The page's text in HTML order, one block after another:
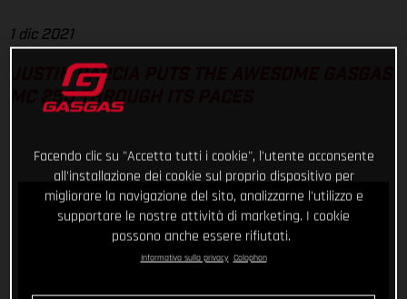
1 dic 2021
JUSTIN BARCIA PUTS THE AWESOME GASGAS
MC 250 THROUGH ITS PACES
Facendo clic su "Accetta tutti i cookie", l'utente acconsente
all'installazione dei cookie sul proprio dispositivo per
migliorare la navigazione del sito, analizzarne l'utilizzo e
supportare le nostre attività di marketing. I cookie
possono anche essere rifiutati.
Informativa sulla privacy Colophon